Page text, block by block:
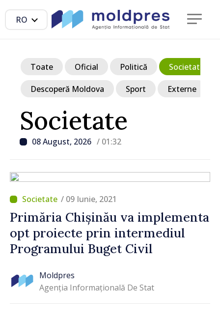
RO
Societate
08 August, 2026 / 01:32
Toate Oficial Politică Societate
Descoperă Moldova Sport Externe
/ 09 Iunie, 2021
Primăria Chișinău va implementa
opt proiecte prin intermediul
Programului Buget Civil
Moldpres
Agenția Informațională De Stat